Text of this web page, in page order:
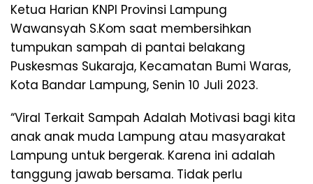
Ketua Harian KNPI Provinsi Lampung
Wawansyah S.Kom saat membersihkan
tumpukan sampah di pantai belakang
Puskesmas Sukaraja, Kecamatan Bumi Waras,
Kota Bandar Lampung, Senin 10 Juli 2023.
“Viral Terkait Sampah Adalah Motivasi bagi kita
anak anak muda Lampung atau masyarakat
Lampung untuk bergerak. Karena ini adalah
tanggung jawab bersama. Tidak perlu